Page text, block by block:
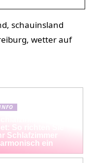
schauinsland
wetter auf
So richten Sie
Schlafzimmer
ein